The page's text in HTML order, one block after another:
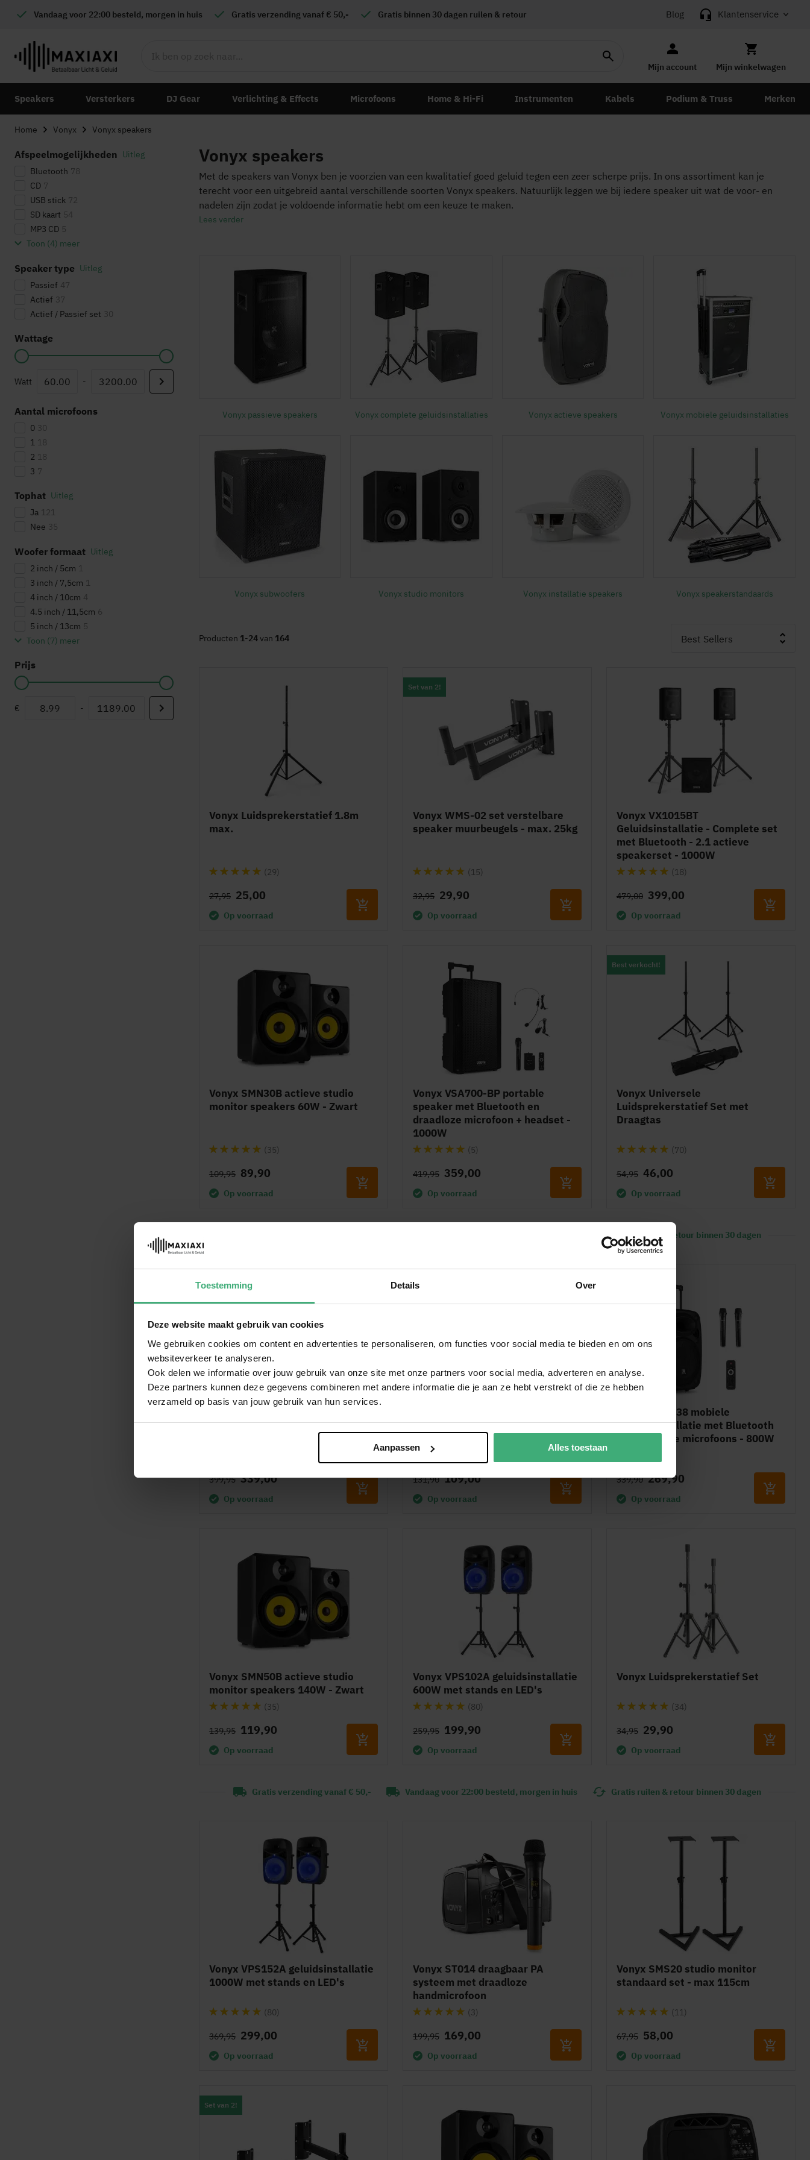
Toestemming Details Over
Deze website maakt gebruik van cookies
We gebruiken cookies om content en advertenties te personaliseren, om functies voor social media te bieden en om ons
websiteverkeer te analyseren.
Ook delen we informatie over jouw gebruik van onze site met onze partners voor social media, adverteren en analyse.
Deze partners kunnen deze gegevens combineren met andere informatie die je aan ze hebt verstrekt of die ze hebben
verzameld op basis van jouw gebruik van hun services.
Aanpassen Alles toestaan
Vandaag voor 22:00 besteld, morgen in huis Gratis verzending vanaf € 50,- Gratis binnen 30 dagen ruilen & retour Blog Klantenservice
Mijn account Mijn winkelwagen
Speakers Versterkers DJ Gear Verlichting & Effects Microfoons Home & Hi-Fi Instrumenten Kabels Podium & Truss Merken
Home Vonyx Vonyx speakers
Vonyx speakers
Met de speakers van Vonyx ben je voorzien van een kwalitatief goed geluid tegen een zeer scherpe prijs. In ons assortiment kan je
terecht voor een uitgebreid aantal verschillende soorten Vonyx speakers. Natuurlijk leggen we bij iedere speaker uit wat de voor- en
nadelen zijn zodat je voldoende informatie hebt om een keuze te maken.
Lees verder
Vonyx passieve speakers Vonyx complete geluidsinstallaties Vonyx actieve speakers Vonyx mobiele geluidsinstallaties
Vonyx subwoofers Vonyx studio monitors Vonyx installatie speakers Vonyx speakerstandaards
Producten 1-24van 164
Vonyx Luidsprekerstatief 1.8m
max.
Waardering:
(29)
25,00
27,95
Op voorraad
Set van 2!
Vonyx WMS-02 set verstelbare
speaker muurbeugels - max. 25kg
Waardering:
(15)
29,90
32,95
Op voorraad
Vonyx VX1015BT
Geluidsinstallatie - Complete set
met Bluetooth - 2.1 actieve
speakerset - 1000W
Waardering:
(18)
399,00
479,00
Op voorraad
Vonyx SMN30B actieve studio
monitor speakers 60W - Zwart
Waardering:
(35)
89,90
109,95
Op voorraad
Vonyx VSA700-BP portable
speaker met Bluetooth en
draadloze microfoon + headset -
1000W
Waardering:
(5)
359,00
419,95
Op voorraad
Best verkocht!
Vonyx Universele
Luidsprekerstatief Set met
Draagtas
Waardering:
(70)
46,00
54,95
Op voorraad
Gratis ruilen & retour binnen 30 dagen
speaker met Bluetooth en 2x
339,00
399,95
Op voorraad
8'' speakers van 400W (totaal
Waardering:
109,00
131,90
Op voorraad
Vonyx Verve38 mobiele
geluidsinstallatie met Bluetooth
en draadloze microfoons - 800W
269,90
339,90
Op voorraad
Vonyx SMN50B actieve studio
monitor speakers 140W - Zwart
Waardering:
(35)
119,90
139,95
Op voorraad
Vonyx VPS102A geluidsinstallatie
600W met stands en LED's
Waardering:
(80)
199,90
259,95
Op voorraad
Vonyx Luidsprekerstatief Set
Waardering:
(34)
29,90
34,95
Op voorraad
Gratis verzending vanaf € 50,- Vandaag voor 22:00 besteld, morgen in huis Gratis ruilen & retour binnen 30 dagen
Vonyx VPS152A geluidsinstallatie
1000W met stands en LED's
Waardering:
(80)
299,00
369,95
Op voorraad
Vonyx ST014 draagbaar PA
systeem met draadloze
handmicrofoon
Waardering:
(3)
169,00
199,95
Op voorraad
Vonyx SMS20 studio monitor
standaard set - max 115cm
Waardering:
(11)
58,00
67,95
Op voorraad
Set van 2!
Afspeelmogelijkheden Uitleg
Bluetooth 78
CD 7
USB stick 72
SD kaart 54
MP3 CD 5
Toon (4) meer
Speaker type Uitleg
Passief 47
Actief 37
Actief / Passief set 30
Wattage
Watt -
Aantal microfoons
0 30
1 18
2 18
3 7
Tophat Uitleg
Ja 121
Nee 35
Woofer formaat Uitleg
2 inch / 5cm 1
3 inch / 7,5cm 1
4 inch / 10cm 4
4.5 inch / 11,5cm 6
5 inch / 13cm 5
Toon (7) meer
Prijs
€ -